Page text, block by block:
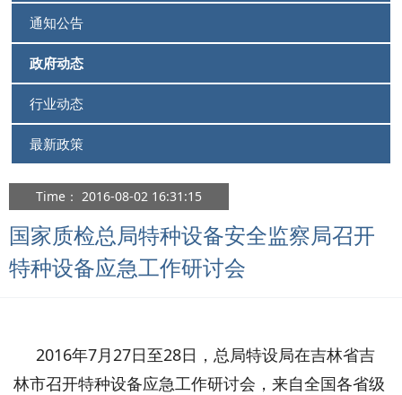
通知公告
政府动态
行业动态
最新政策
Time： 2016-08-02 16:31:15
国家质检总局特种设备安全监察局召开
特种设备应急工作研讨会
2016年7月27日至28日，总局特设局在吉林省吉
林市召开特种设备应急工作研讨会，来自全国各省级